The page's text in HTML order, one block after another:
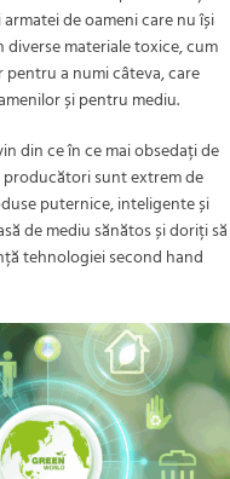
de oameni care nu își
materiale toxice, cum
a numi câteva, care
și pentru mediu.
din ce în ce mai obsedați de
sunt extrem de
puternice, inteligente și
de mediu sănătos și doriți să
tehnologiei second hand